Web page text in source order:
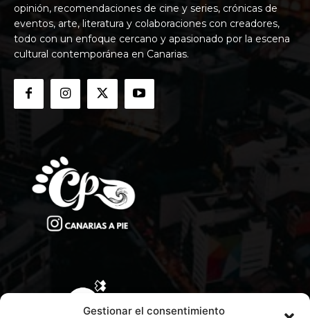
Gestionar el consentimiento
opinión, recomendaciones de cine y series, crónicas de
eventos, arte, literatura y colaboraciones con creadores,
todo con un enfoque cercano y apasionado por la escena
cultural contemporánea en Canarias.